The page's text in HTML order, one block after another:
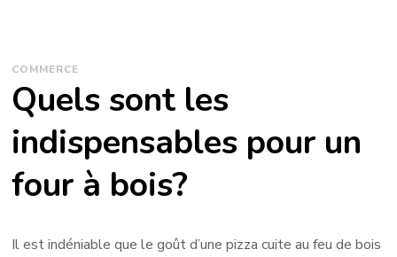
COMMERCE
Quels sont les
indispensables pour un
four à bois?
Il est indéniable que le goût d’une pizza cuite au feu de bois